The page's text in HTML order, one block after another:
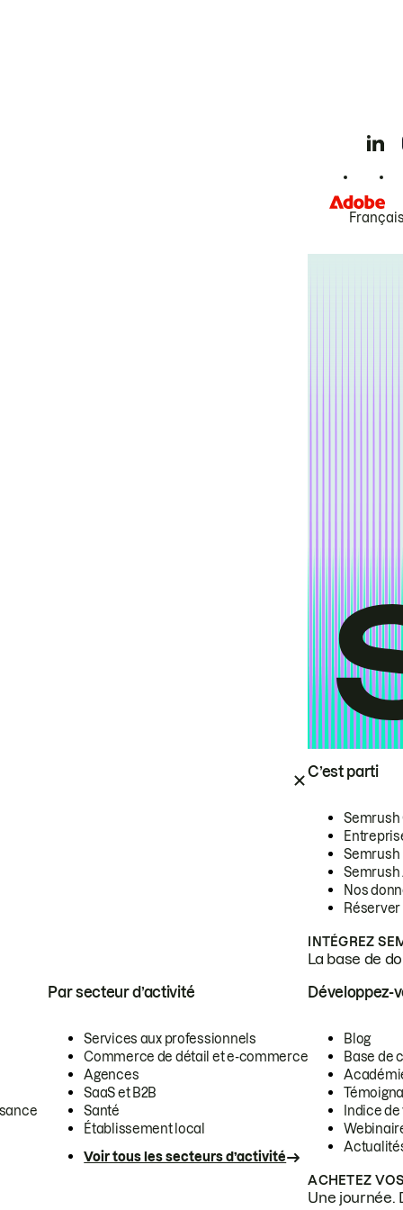
C’est parti
Semrush
Semrush
Semrush
Nos
INTÉGREZ
La base de
Par secteur d’activité
Services aux professionnels
Commerce de détail et e-commerce
Agences
SaaS et B2B
Santé
Établissement local
Voir tous les secteurs d’activité
Développez-
Blog
Base de
Indice
ACHETEZ
Une journée.